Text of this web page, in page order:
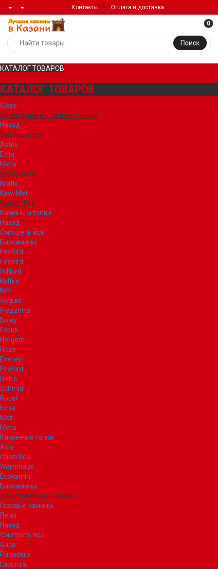
Контакты Оплата и доставка
Поиск
0
КАТАЛОГ ТОВАРОВ
КАТАЛОГ ТОВАРОВ
Close
Аксессуары и комплектующие
Назад
Смотреть все
Astov
Etna
Meta
Royal Flame
Kratki
Kaw-Met
Glamm Fire
Камины и топки
Назад
Смотреть все
Биокамины
FireBird
FireBird
IldNord
Kalfire
BEF
Seguin
Piazzetta
Boley
Focus
Hergom
Hitze
Everest
FireBird
Defro
Schmid
Rocal
Echa
Mcz
Meta
Каминные топки
Axis
Chazelles
Warmhaus
Ecokamin
Биокамины
Электрические камины
Газовые камины
Печи
Назад
Смотреть все
Guca
Panadero
Lacunza